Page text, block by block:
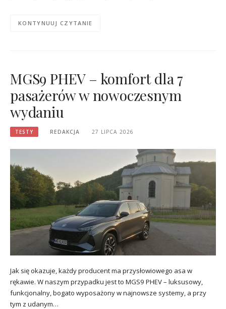
KONTYNUUJ CZYTANIE
MGS9 PHEV – komfort dla 7
pasażerów w nowoczesnym
wydaniu
TESTY REDAKCJA 27 LIPCA 2026
Jak się okazuje, każdy producent ma przysłowiowego asa w
rękawie. W naszym przypadku jest to MGS9 PHEV – luksusowy,
funkcjonalny, bogato wyposażony w najnowsze systemy, a przy
tym z udanym…